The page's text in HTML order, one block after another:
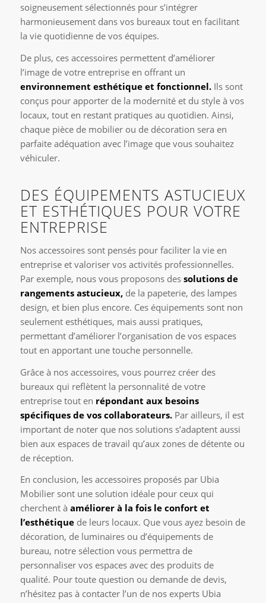
soigneusement sélectionnés pour s’intégrer
harmonieusement dans vos bureaux tout en facilitant
la vie quotidienne de vos équipes.
De plus, ces accessoires permettent d’améliorer
l’image de votre entreprise en offrant un
environnement esthétique et fonctionnel.Ils sont
conçus pour apporter de la modernité et du style à vos
locaux, tout en restant pratiques au quotidien. Ainsi,
chaque pièce de mobilier ou de décoration sera en
parfaite adéquation avec l’image que vous souhaitez
véhiculer.
DES ÉQUIPEMENTS ASTUCIEUX
ET ESTHÉTIQUES POUR VOTRE
ENTREPRISE
Nos accessoires sont pensés pour faciliter la vie en
entreprise et valoriser vos activités professionnelles.
Par exemple, nous vous proposons des solutions de
rangements astucieux,de la papeterie, des lampes
design, et bien plus encore. Ces équipements sont non
seulement esthétiques, mais aussi pratiques,
permettant d’améliorer l’organisation de vos espaces
tout en apportant une touche personnelle.
Grâce à nos accessoires, vous pourrez créer des
bureaux qui reflètent la personnalité de votre
entreprise tout en répondant aux besoins
spécifiques de vos collaborateurs.Par ailleurs, il est
important de noter que nos solutions s’adaptent aussi
bien aux espaces de travail qu’aux zones de détente ou
de réception.
En conclusion, les accessoires proposés par Ubia
Mobilier sont une solution idéale pour ceux qui
cherchent à améliorer à la fois le confort et
l’esthétiquede leurs locaux. Que vous ayez besoin de
décoration, de luminaires ou d’équipements de
bureau, notre sélection vous permettra de
personnaliser vos espaces avec des produits de
qualité. Pour toute question ou demande de devis,
n’hésitez pas à contacter l’un de nos experts Ubia